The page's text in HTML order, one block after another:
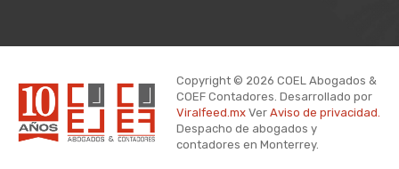
Copyright © 2026 COEL Abogados &
COEF Contadores. Desarrollado por
Viralfeed.mxVer Aviso de privacidad.
Despacho de abogados y
contadores en Monterrey.